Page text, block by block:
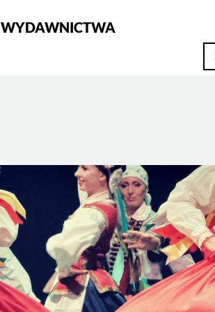
Szukaj
WYDAWNICTWA